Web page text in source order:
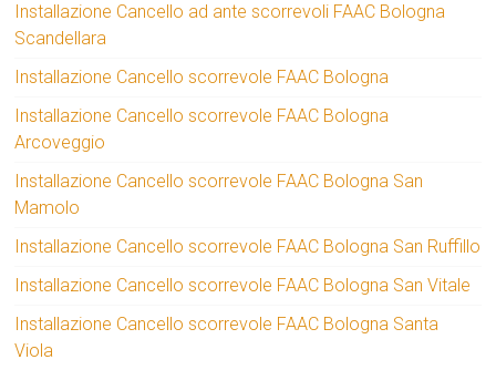
Installazione Cancello ad ante scorrevoli FAAC Bologna
Scandellara
Installazione Cancello scorrevole FAAC Bologna
Installazione Cancello scorrevole FAAC Bologna
Arcoveggio
Installazione Cancello scorrevole FAAC Bologna San
Mamolo
Installazione Cancello scorrevole FAAC Bologna San Ruffillo
Installazione Cancello scorrevole FAAC Bologna San Vitale
Installazione Cancello scorrevole FAAC Bologna Santa
Viola